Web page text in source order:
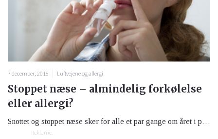
7 december, 2015 Luftvejene og allergi
Stoppet næse – almindelig forkølelse
eller allergi?
Snottet og stoppet næse sker for alle et par gange om året i pollen- og forkølelsessæsonen. Men hvis dine symptomer ikke forsvinder, kan det blive aktuelt at søge læge for at finde ud af, om din stoppede næse kan skyldes en allergi.
Reklame: